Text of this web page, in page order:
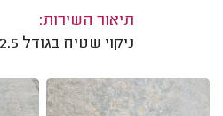
תיאור השירות:
ניקוי שטיח בגודל 3.5x2.5 מ"ר.